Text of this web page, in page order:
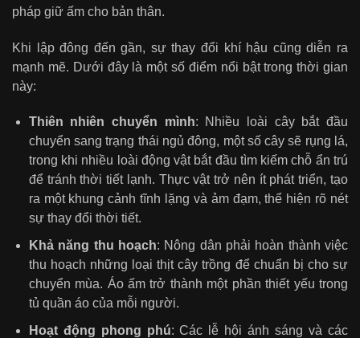
pháp giữ ấm cho bản thân.
Khi lập đông đến gần, sự thay đổi khí hậu cũng diễn ra
mạnh mẽ. Dưới đây là một số điểm nổi bật trong thời gian
này:
Thiên nhiên chuyển mình: Nhiều loài cây bắt đầu
chuyển sang trạng thái ngủ đông, một số cây sẽ rụng lá,
trong khi nhiều loài động vật bắt đầu tìm kiếm chỗ ẩn trú
để tránh thời tiết lạnh. Thực vật trở nên ít phát triển, tạo
ra một khung cảnh tĩnh lặng và ảm đạm, thể hiện rõ nét
sự thay đổi thời tiết.
Khả năng thu hoạch: Nông dân phải hoàn thành việc
thu hoạch những loại thịt cây trồng để chuẩn bị cho sự
chuyển mùa. Áo ấm trở thành một phần thiết yếu trong
tủ quần áo của mỗi người.
Hoạt động phong phú: Các lễ hội ánh sáng và các